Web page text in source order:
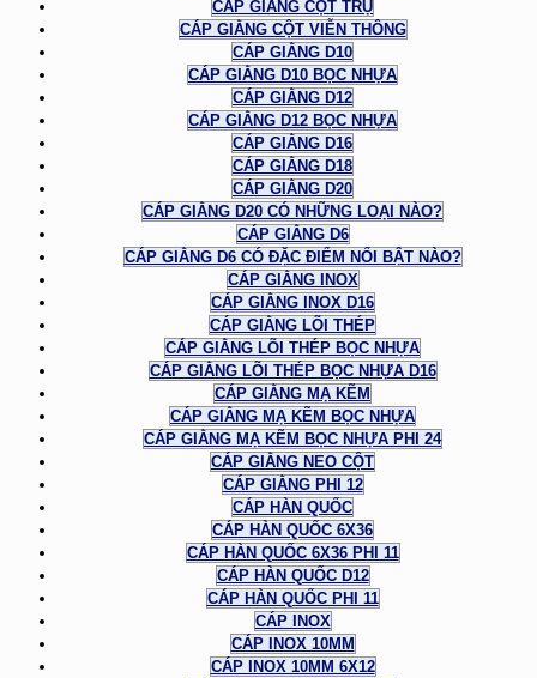
CÁP GIẰNG CỘT TRỤ
CÁP GIẰNG CỘT VIỄN THÔNG
CÁP GIẰNG D10
CÁP GIẰNG D10 BỌC NHỰA
CÁP GIẰNG D12
CÁP GIẰNG D12 BỌC NHỰA
CÁP GIẰNG D16
CÁP GIẰNG D18
CÁP GIẰNG D20
CÁP GIẰNG D20 CÓ NHỮNG LOẠI NÀO?
CÁP GIẰNG D6
CÁP GIẰNG D6 CÓ ĐẶC ĐIỂM NỔI BẬT NÀO?
CÁP GIẰNG INOX
CÁP GIẰNG INOX D16
CÁP GIẰNG LÕI THÉP
CÁP GIẰNG LÕI THÉP BỌC NHỰA
CÁP GIẰNG LÕI THÉP BỌC NHỰA D16
CÁP GIẰNG MẠ KẼM
CÁP GIẰNG MẠ KẼM BỌC NHỰA
CÁP GIẰNG MẠ KẼM BỌC NHỰA PHI 24
CÁP GIẰNG NEO CỘT
CÁP GIẰNG PHI 12
CÁP HÀN QUỐC
CÁP HÀN QUỐC 6X36
CÁP HÀN QUỐC 6X36 PHI 11
CÁP HÀN QUỐC D12
CÁP HÀN QUỐC PHI 11
CÁP INOX
CÁP INOX 10MM
CÁP INOX 10MM 6X12